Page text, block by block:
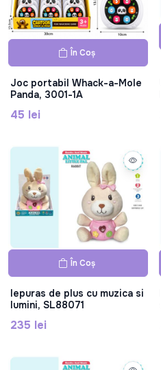
În Coș
Joc portabil Whack-a-Mole
Panda, 3001-1A
45 lei
În Coș
Iepuras de plus cu muzica si
lumini, SL88071
235 lei